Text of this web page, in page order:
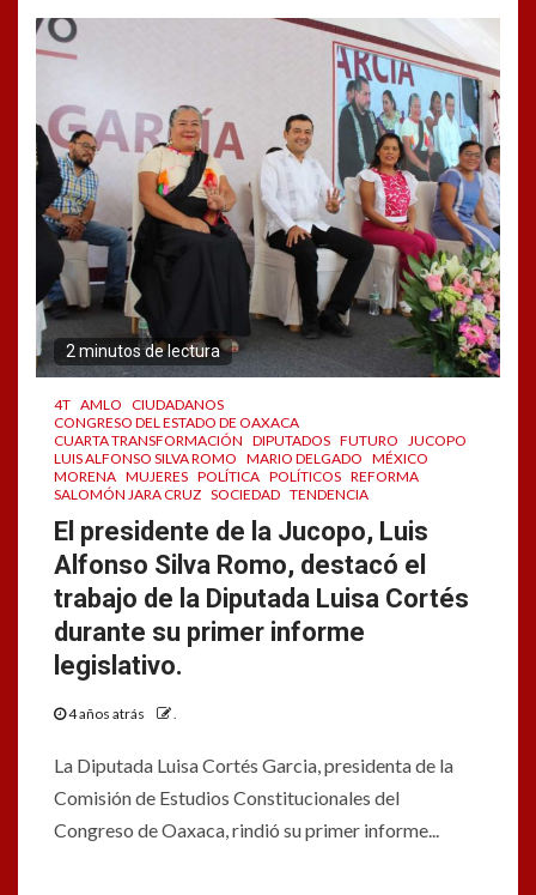
2 minutos de lectura
4T AMLO CIUDADANOS
CONGRESO DEL ESTADO DE OAXACA
CUARTA TRANSFORMACIÓN DIPUTADOS FUTURO JUCOPO
LUIS ALFONSO SILVA ROMO MARIO DELGADO MÉXICO
MORENA MUJERES POLÍTICA POLÍTICOS REFORMA
SALOMÓN JARA CRUZ SOCIEDAD TENDENCIA
El presidente de la Jucopo, Luis
Alfonso Silva Romo, destacó el
trabajo de la Diputada Luisa Cortés
durante su primer informe
legislativo.
4 años atrás .
La Diputada Luisa Cortés Garcia, presidenta de la
Comisión de Estudios Constitucionales del
Congreso de Oaxaca, rindió su primer informe...